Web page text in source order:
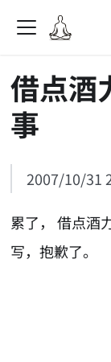
借点酒
事
2007/10/31
累了， 借点酒
写，抱歉了。